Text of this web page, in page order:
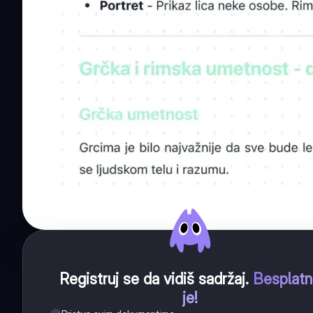
Registruj se da vidiš sadržaj.
je!